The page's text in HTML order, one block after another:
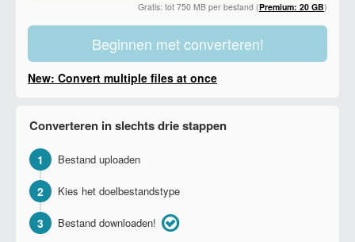
Gratis: tot 750 MB per bestand (Premium: 20 GB)
Beginnen met converteren!
New: Convert multiple files at once
Converteren in slechts drie stappen
1 Bestand uploaden
2 Kies het doelbestandstype
3 Bestand downloaden!